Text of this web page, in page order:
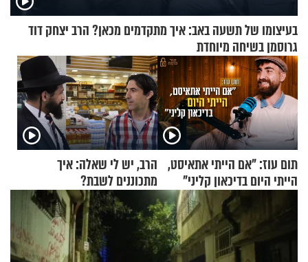
בעיצומו של תשעה באב: איך מתקדמים מכאן? הרב יצחק דוד
גרוסמן בשיחה מיוחדת
תום עוז: "אם הייתי אתאיסט,
הייתי היום בדיכאון קליני"
הרב, יש לי שאלה: איך
מתכוננים לשבת?